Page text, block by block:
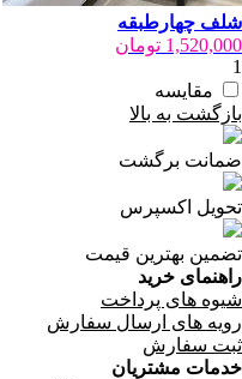
شلف چهارطبقه
1,520,000 تومان
1
مقایسه
بازگشت به بالا
ضمانت برگشت
تحویل اکسپرس
تضمین بهترین قیمت
راهنمای خرید
شیوه های پرداخت
رویه های ارسال سفارش
ثبت سفارش
خدمات مشتریان